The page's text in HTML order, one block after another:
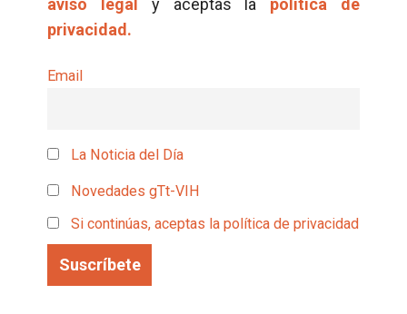
aviso legal
y aceptas la política de
privacidad.
Email
La Noticia del Día
Novedades gTt-VIH
Si continúas, aceptas la política de privacidad